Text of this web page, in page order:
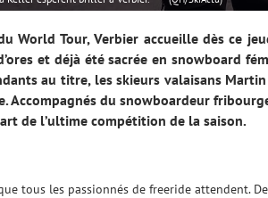
World Tour, Verbier accueille dès ce
et déjà été sacrée en snowboard
au titre, les skieurs valaisans
Accompagnés du snowboardeur
de l’ultime compétition de la saison.
que tous les passionnés de freeride attendent.